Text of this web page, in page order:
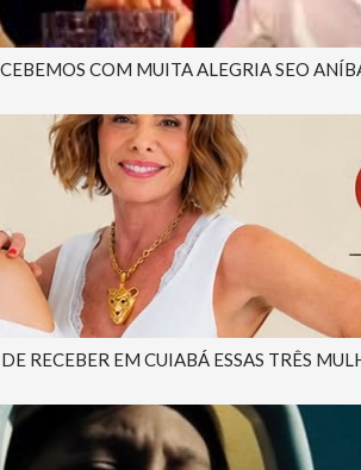
COM MUITA ALEGRIA SEO
RECEBER EM CUIABÁ ESSAS TRÊS